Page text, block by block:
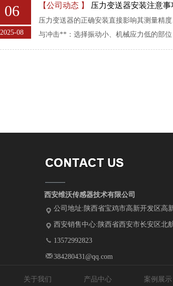
06
2025-08
【公司动态 】 压力变送器安装注意事
压力变送器的正确安装直接影响其测量精
与冲击**：选择振动小、机械应力低的部位
西安维沃传感器技术有限公司
公司地址:陕西省宝鸡市高新开发区高
西安销售中心:陕西省西安市长安区北
13572992823
384280431@qq.com
关于我们 产品中心 案例展示